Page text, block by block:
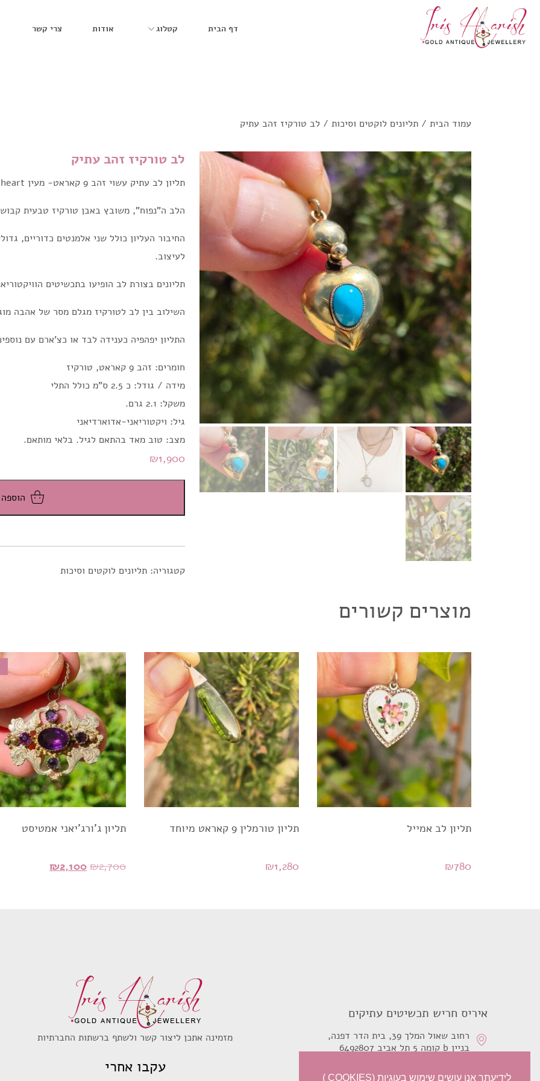
דף הבית קטלוג אודות צרי קשר
עמוד הבית / תליונים לוקטים וסיכות / לב טורקיז זהב עתיק
לב טורקיז זהב עתיק
תליון לב עתיק עשוי זהב 9 קאראט- מעין puffed heart.
הלב ה"נפוח", משובץ באבן טורקיז טבעית
החיבור העליון כולל שני אלמנטים כדוריים,
לעיצוב.
תליונים בצורת לב הופיעו בתכשיטים
השילוב בין לב לטורקיז מגלם מסר של אהבה
התליון יפהפיה כענידה לבד או כצ'ארם עם
חומרים: זהב 9 קאראט, טורקיז
מידה / גודל: כ 2.5 ס"מ כולל התלי
משקל: 2.1 גרם.
גיל: ויקטוריאני-אדוארדיאני
מצב: טוב מאד בהתאם לגיל. בלאי מותאם.
₪1,900
קטגוריה: תליונים לוקטים וסיכות
מוצרים קשורים
תליון לב אמייל
₪780
תליון טורמלין 9 קאראט מיוחד
₪1,280
תליון ג'ורג'יאני אמטיסט
₪2,700
המחיר₪2,100
המחיר
איריס חריש תכשיטים עתיקים
רחוב שאול המלך 39, בית הדר דפנה,
בניין b קומה 5 תל אביב 6492807
0526210468
מזמינה אתכן ליצור קשר ולשתף ברשתות החברתיות
עקבו אחרי
לידיעתך אנו עושים שימוש בעוגיות (COOKIES )